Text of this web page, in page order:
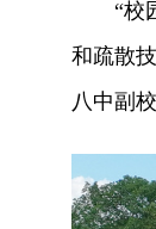
“校
和疏散
八中副